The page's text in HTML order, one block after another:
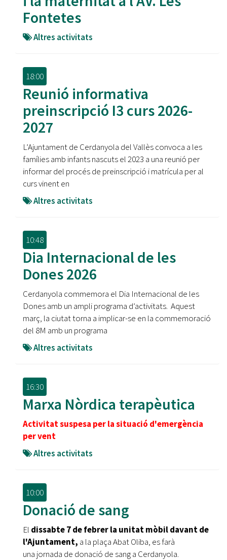
Fontetes
Altres activitats
18:00
Reunió informativa
preinscripció I3 curs 2026-
2027
L’Ajuntament de Cerdanyola del Vallès convoca a les
famílies amb infants nascuts el 2023 a una reunió per
informar del procés de preinscripció i matrícula per al
curs vinent en
Altres activitats
10:48
Dia Internacional de les
Dones 2026
Cerdanyola commemora el Dia Internacional de les
Dones amb un ampli programa d’activitats. Aquest
març, la ciutat torna a implicar-se en la commemoració
del 8M amb un programa
Altres activitats
16:30
Marxa Nòrdica terapèutica
Activitat suspesa per la situació d'emergència
per vent
Altres activitats
10:00
Donació de sang
El dissabte 7 de febrer la unitat mòbil davant de
l'Ajuntament, a la plaça Abat Oliba, es farà
una jornada de donació de sang a Cerdanyola.